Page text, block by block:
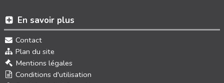
En savoir plus
Contact
Plan du site
Mentions légales
Conditions d'utilisation